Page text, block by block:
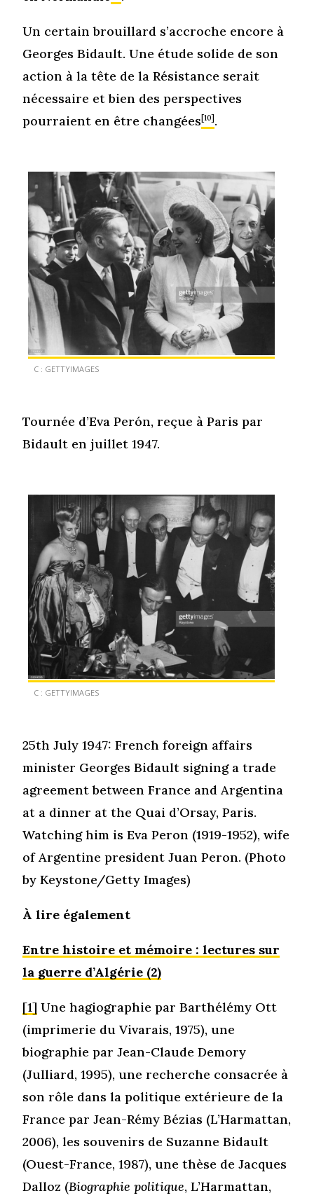
Un certain brouillard s’accroche encore à
Georges Bidault. Une étude solide de son
action à la tête de la Résistance serait
nécessaire et bien des perspectives
pourraient en être changées[10].
C : GETTYIMAGES
Tournée d’Eva Perón, reçue à Paris par
Bidault en juillet 1947.
C : GETTYIMAGES
25th July 1947: French foreign affairs
minister Georges Bidault signing a trade
agreement between France and Argentina
at a dinner at the Quai d’Orsay, Paris.
Watching him is Eva Peron (1919-1952), wife
of Argentine president Juan Peron. (Photo
by Keystone/Getty Images)
À lire également
Entre histoire et mémoire : lectures sur
la guerre d’Algérie (2)
[1] Une hagiographie par Barthélémy Ott
(imprimerie du Vivarais, 1975), une
biographie par Jean-Claude Demory
(Julliard, 1995), une recherche consacrée à
son rôle dans la politique extérieure de la
France par Jean-Rémy Bézias (L’Harmattan,
2006), les souvenirs de Suzanne Bidault
(Ouest-France, 1987), une thèse de Jacques
Dalloz (Biographie politique, L’Harmattan,